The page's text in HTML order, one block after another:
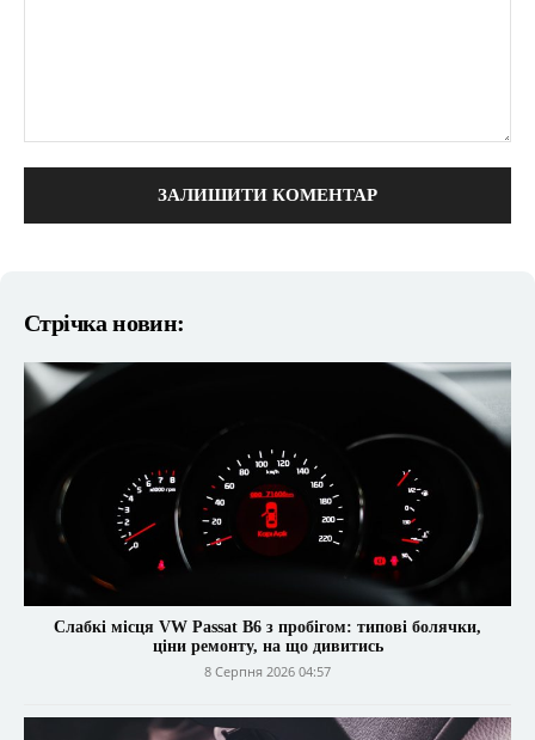
Стрічка новин:
Слабкі місця VW Passat B6 з пробігом: типові болячки,
ціни ремонту, на що дивитись
8 Серпня 2026 04:57